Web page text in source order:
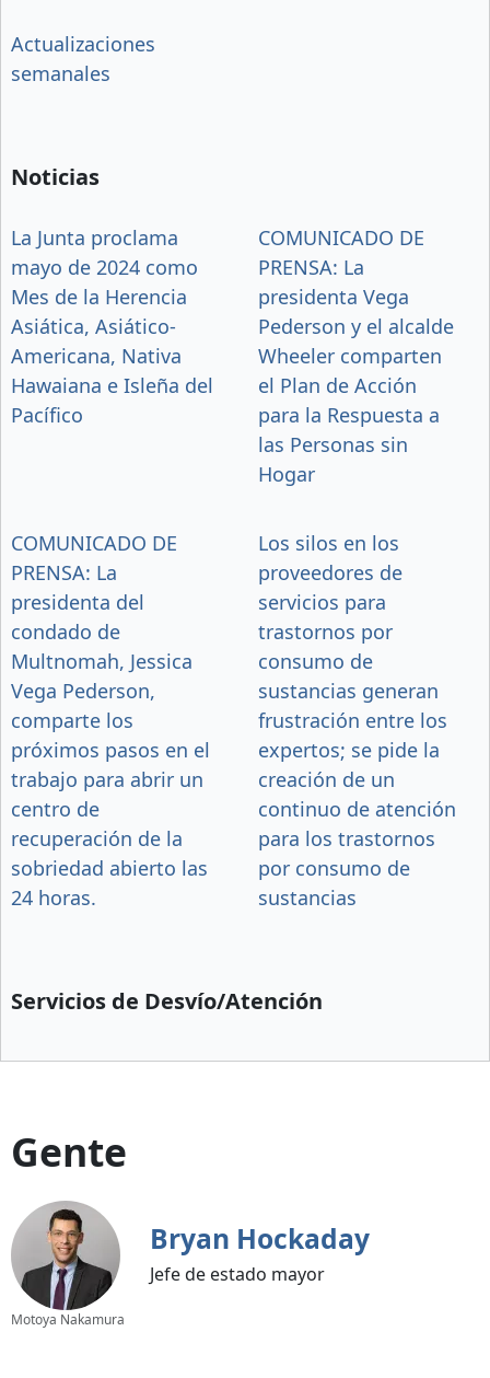
Actualizaciones
semanales
Noticias
La Junta proclama
mayo de 2024 como
Mes de la Herencia
Asiática, Asiático-
Americana, Nativa
Hawaiana e Isleña del
Pacífico
COMUNICADO DE
PRENSA: La
presidenta Vega
Pederson y el alcalde
Wheeler comparten
el Plan de Acción
para la Respuesta a
las Personas sin
Hogar
COMUNICADO DE
PRENSA: La
presidenta del
condado de
Multnomah, Jessica
Vega Pederson,
comparte los
próximos pasos en el
trabajo para abrir un
centro de
recuperación de la
sobriedad abierto las
24 horas.
Los silos en los
proveedores de
servicios para
trastornos por
consumo de
sustancias generan
frustración entre los
expertos; se pide la
creación de un
continuo de atención
para los trastornos
por consumo de
sustancias
Servicios de Desvío/Atención
Gente
Motoya Nakamura
Bryan Hockaday
Jefe de estado mayor